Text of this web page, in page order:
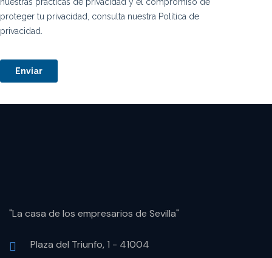
"La casa de los empresarios de Sevilla"
Plaza del Triunfo, 1 - 41004